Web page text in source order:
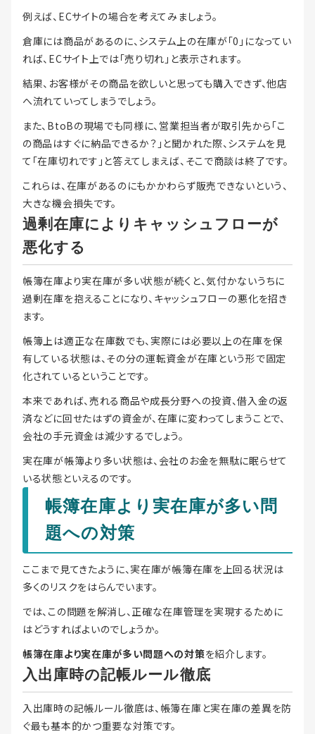
例えば、ECサイトの場合を考えてみましょう。
倉庫には商品があるのに、システム上の在庫が「0」になってい
れば、ECサイト上では「売り切れ」と表示されます。
結果、お客様がその商品を欲しいと思っても購入できず、他店
へ流れていってしまうでしょう。
また、BtoBの現場でも同様に、営業担当者が取引先から「こ
の商品はすぐに納品できるか？」と聞かれた際、システムを見
て「在庫切れです」と答えてしまえば、そこで商談は終了です。
これらは、在庫があるのにもかかわらず販売できないという、
大きな機会損失です。
過剰在庫によりキャッシュフローが
悪化する
帳簿在庫より実在庫が多い状態が続くと、気付かないうちに
過剰在庫を抱えることになり、キャッシュフローの悪化を招き
ます。
帳簿上は適正な在庫数でも、実際には必要以上の在庫を保
有している状態は、その分の運転資金が在庫という形で固定
化されているということです。
本来であれば、売れる商品や成長分野への投資、借入金の返
済などに回せたはずの資金が、在庫に変わってしまうことで、
会社の手元資金は減少するでしょう。
実在庫が帳簿より多い状態は、会社のお金を無駄に眠らせて
いる状態といえるのです。
帳簿在庫より実在庫が多い問
題への対策
ここまで見てきたように、実在庫が帳簿在庫を上回る状況は
多くのリスクをはらんでいます。
では、この問題を解消し、正確な在庫管理を実現するために
はどうすればよいのでしょうか。
帳簿在庫より実在庫が多い問題への対策を紹介します。
入出庫時の記帳ルール徹底
入出庫時の記帳ルール徹底は、帳簿在庫と実在庫の差異を防
ぐ最も基本的かつ重要な対策です。